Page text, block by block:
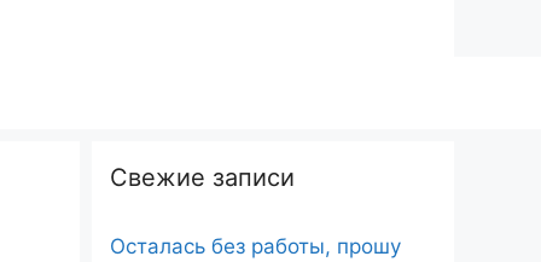
Свежие записи
Осталась без работы, прошу